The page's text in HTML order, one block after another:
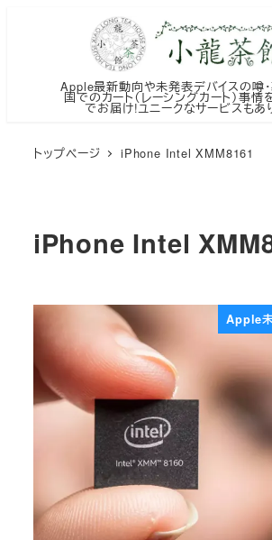
Apple最新動向や未発表デバイスの噂
国でのカート（レーシングカート）事情
でお届け!ユニークなサービスもあ
トップページ iPhone Intel XMM8161
iPhone Intel
Apple